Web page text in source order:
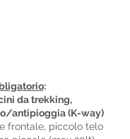
:
da trekking,
antipioggia (K-way)
frontale, piccolo telo